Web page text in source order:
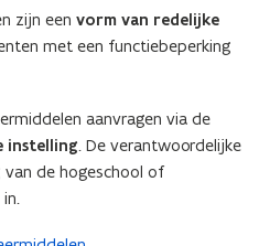
i
e
v
e
n
zijn een vorm van redelijke
met een functiebeperking
aanvragen via de
instelling. De verantwoordelijke
de hogeschool of